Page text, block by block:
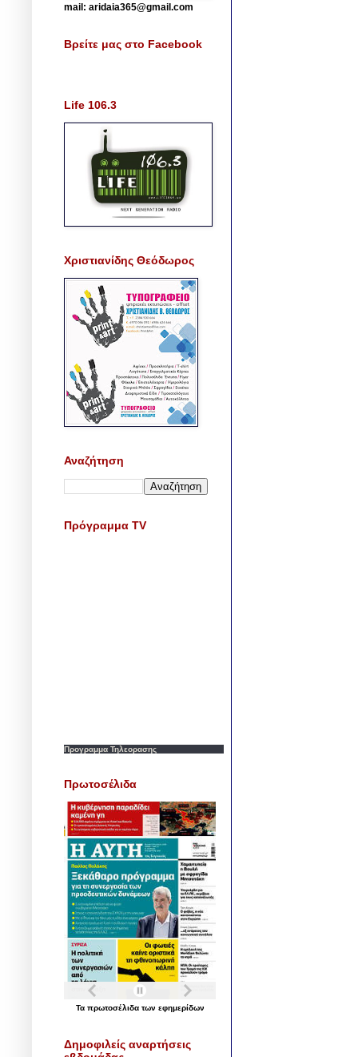
mail: aridaia365@gmail.com
Βρείτε μας στο Facebook
Life 106.3
Χριστιανίδης Θεόδωρος
Αναζήτηση
Πρόγραμμα TV
Προγραμμα Τηλεορασης
Πρωτοσέλιδα
Τα πρωτοσέλιδα των εφημερίδων
Δημοφιλείς αναρτήσεις